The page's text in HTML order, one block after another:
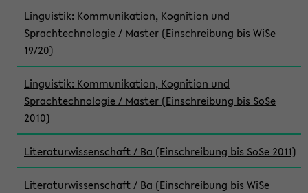
Linguistik: Kommunikation, Kognition und
Sprachtechnologie / Master (Einschreibung bis WiSe
19/20)
Linguistik: Kommunikation, Kognition und
Sprachtechnologie / Master (Einschreibung bis SoSe
2010)
Literaturwissenschaft / Ba (Einschreibung bis SoSe 2011)
Literaturwissenschaft / Ba (Einschreibung bis WiSe